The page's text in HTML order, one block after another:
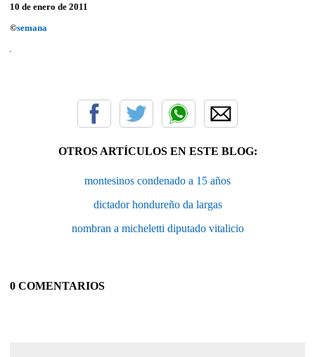
10 de enero de 2011
©semana
OTROS ARTÍCULOS EN ESTE BLOG:
montesinos condenado a 15 años
dictador hondureño da largas
nombran a micheletti diputado vitalicio
0 COMENTARIOS